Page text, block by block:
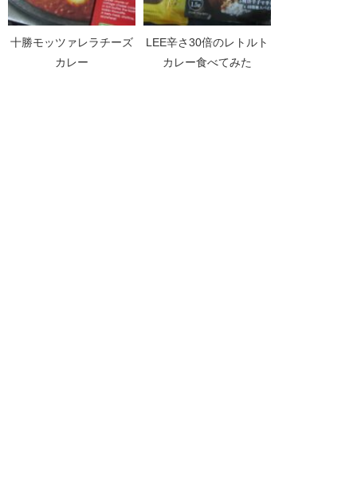
十勝モッツァレラチーズ
カレー
LEE辛さ30倍のレトルト
カレー食べてみた